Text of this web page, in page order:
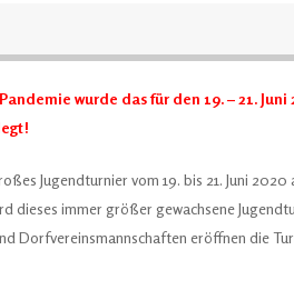
wurde das für den 19. – 21. Juni
Jugendturnier vom 19. bis 21. Juni 2020
dieses immer größer gewachsene
Dorfvereinsmannschaften eröffnen die